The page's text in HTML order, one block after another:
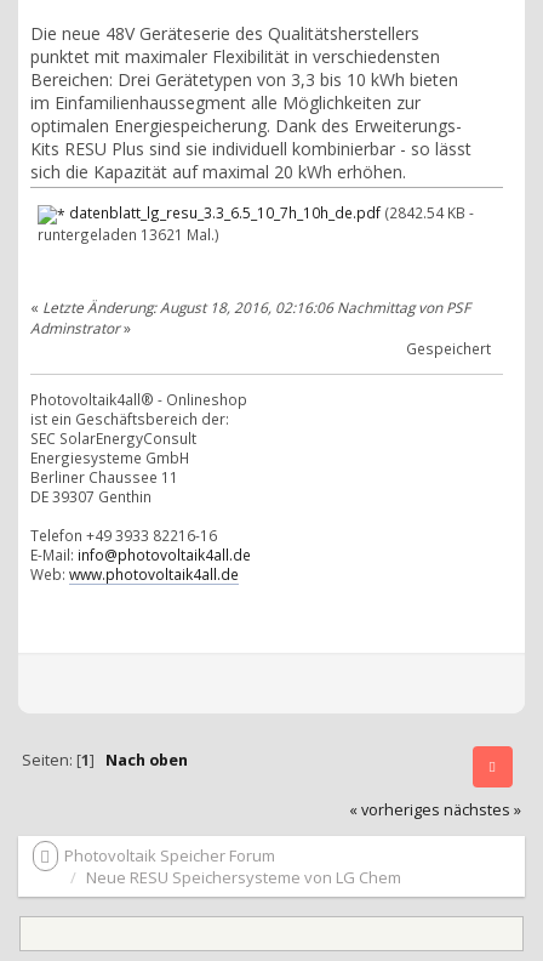
Die neue 48V Geräteserie des Qualitätsherstellers
punktet mit maximaler Flexibilität in verschiedensten
Bereichen: Drei Gerätetypen von 3,3 bis 10 kWh bieten
im Einfamilienhaussegment alle Möglichkeiten zur
optimalen Energiespeicherung. Dank des Erweiterungs-
Kits RESU Plus sind sie individuell kombinierbar - so lässt
sich die Kapazität auf maximal 20 kWh erhöhen.
datenblatt_lg_resu_3.3_6.5_10_7h_10h_de.pdf(2842.54 KB -
runtergeladen 13621 Mal.)
« Letzte Änderung: August 18, 2016, 02:16:06 Nachmittag von PSF
Adminstrator»
Gespeichert
Photovoltaik4all® - Onlineshop
ist ein Geschäftsbereich der:
SEC SolarEnergyConsult
Energiesysteme GmbH
Berliner Chaussee 11
DE 39307 Genthin
Telefon +49 3933 82216-16
E-Mail: info@photovoltaik4all.de
Web: www.photovoltaik4all.de
Seiten: [1] Nach oben
« vorheriges nächstes »
Photovoltaik Speicher Forum
Neue RESU Speichersysteme von LG Chem